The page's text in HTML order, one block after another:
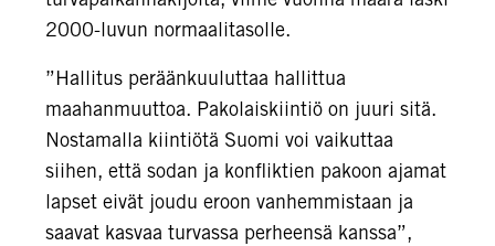
2000-luvun normaalitasolle.
”Hallitus peräänkuuluttaa hallittua
maahanmuuttoa. Pakolaiskiintiö on juuri sitä.
Nostamalla kiintiötä Suomi voi vaikuttaa
siihen, että sodan ja konfliktien pakoon ajamat
lapset eivät joudu eroon vanhemmistaan ja
saavat kasvaa turvassa perheensä kanssa”,